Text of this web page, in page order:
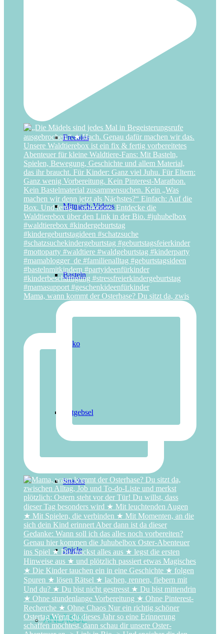
Freebies
Mitmach-Videos
Basteln
Deko
Mitgebsel
Snacks
Spiele
ANLÄSSE
Mama, wann kommt der Osterhase? Du sitzt da, zwis